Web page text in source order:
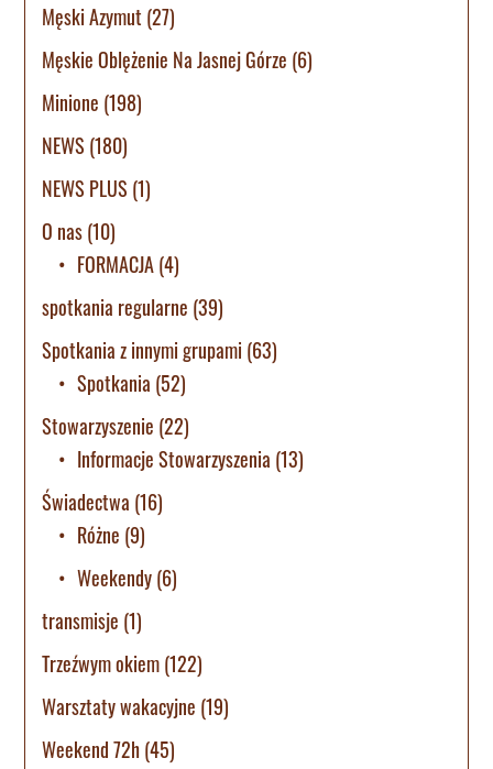
Męski Azymut (27)
Męskie Oblężenie Na Jasnej Górze (6)
Minione (198)
NEWS (180)
NEWS PLUS (1)
O nas(10)
FORMACJA(4)
spotkania regularne (39)
Spotkania z innymi grupami (63)
Spotkania (52)
Stowarzyszenie (22)
Informacje Stowarzyszenia (13)
Świadectwa (16)
Różne (9)
Weekendy(6)
transmisje (1)
Trzeźwym okiem(122)
Warsztaty wakacyjne (19)
Weekend 72h(45)